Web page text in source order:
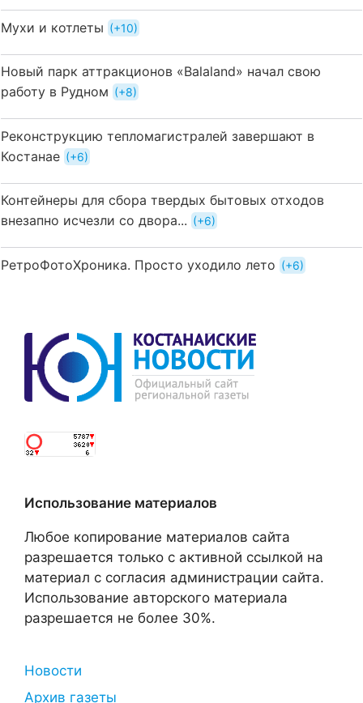
Мухи и котлеты +10
Новый парк аттракционов «Balaland» начал свою
работу в Рудном
+8
Реконструкцию тепломагистралей завершают в
Костанае
+6
Контейнеры для сбора твердых бытовых отходов
внезапно исчезли со двора...
+6
РетроФотоХроника. Просто уходило лето +6
Использование материалов
Любое копирование материалов сайта
разрешается только с активной ссылкой на
материал с согласия администрации сайта.
Использование авторского материала
разрешается не более 30%.
Новости
Архив газеты